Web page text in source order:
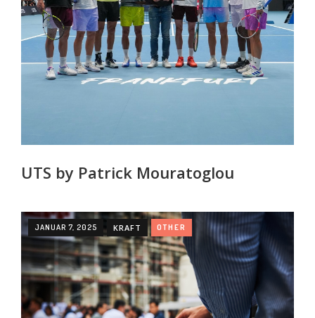
UTS by Patrick Mouratoglou
JANUAR 7, 2025 KRAFT OTHER